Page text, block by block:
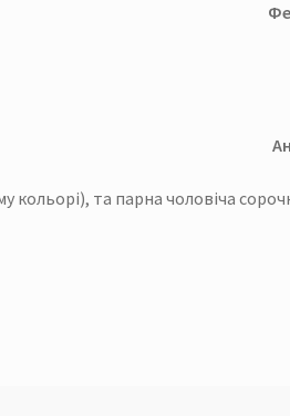
кольорі), та парна чоловіча